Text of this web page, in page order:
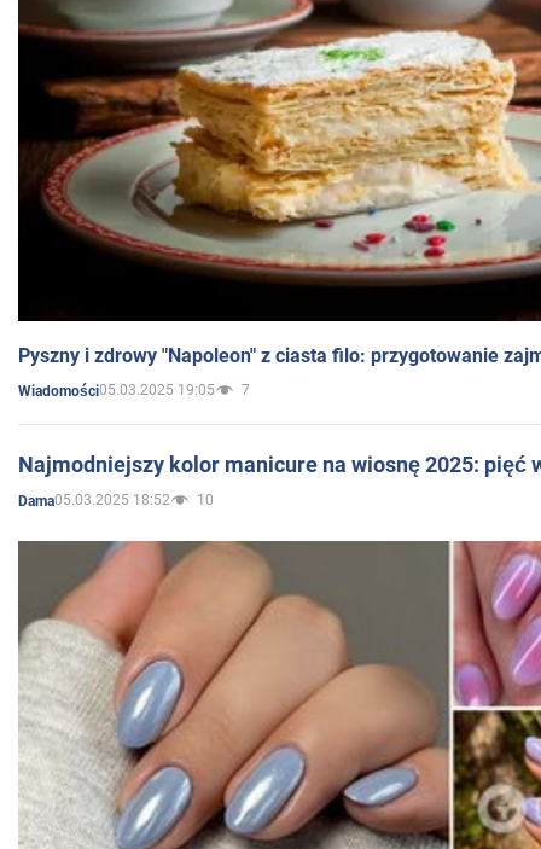
Pyszny i zdrowy "Napoleon" z ciasta filo: przygotowanie
Wiadomości05.03.2025 19:05 7
Najmodniejszy kolor manicure na wiosnę 2025: pięć
Dama05.03.2025 18:52 10